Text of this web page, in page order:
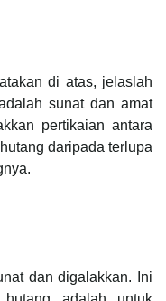
di atas, jelaslah
sunat dan amat
pertikaian antara
daripada terlupa
dan digalakkan. Ini